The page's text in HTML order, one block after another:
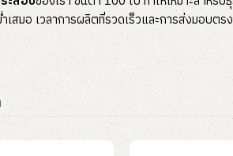
สมอ เวลาการผลิตที่รวดเร็วและการส่งมอบตรง